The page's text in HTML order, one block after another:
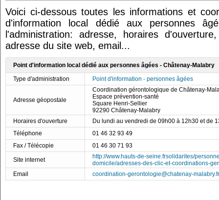
Voici ci-dessous toutes les informations et
d'information local dédié aux personnes
l'administration: adresse, horaires
adresse du site web, email...
Point d'information local dédié aux personnes âgées - Châtenay-Malabry
Type d'administration
Point d'information - personnes âgées
Adresse géopostale
Coordination gérontologique de Châtenay-
Espace prévention-santé
Square Henri-Sellier
92290 Châtenay-Malabry
Horaires d'ouverture
Du lundi au vendredi de 09h00 à 12h30 et de
Téléphone
01 46 32 93 49
Fax / Télécopie
01 46 30 71 93
Site internet
http://www.hauts-de-seine.frsolidarites/
domicile/adresses-des-clic-et-coordinations-
Email
coordination-gerontologie@chatenay-malabry.fr